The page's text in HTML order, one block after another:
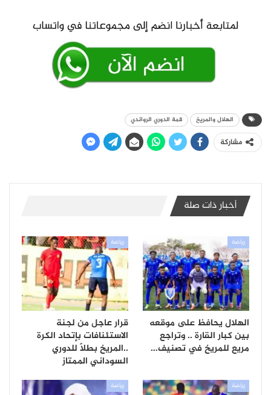
الهلال والمريخ قمة الدوري الرواندي
مشاركة
أخبار ذات صلة
رياضة
الهلال يحافظ على موقعه
بين كبار القارة .. وتراجع
مريع للمريخ في تصنيف…
رياضة
قرار عاجل من لجنة
الاستئنافات بإتحاد الكرة
..المريخ بطلًا للدوري
السوداني الممتاز
رياضة رياضة